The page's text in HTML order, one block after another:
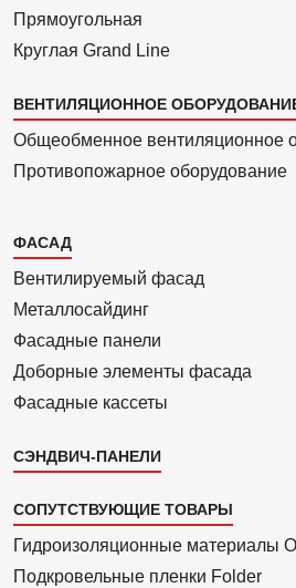
Прямоуголь­ная
Круглая Grand Line
ВЕНТИЛЯЦИОННОЕ
Общеобменное вентиляционное
Противопожарное оборудование
Каталог
2
ФАСАД
Вентилиру­емый фасад
Металло­сайдинг
Фасадные панели
Доборные элементы фасада
Фасадные кассеты
СЭНДВИЧ-ПАНЕЛИ
СОПУТСТВУЮЩИЕ ТОВАРЫ
Гидроизоля­ционные материалы
Подкровель­ные пленки Folder